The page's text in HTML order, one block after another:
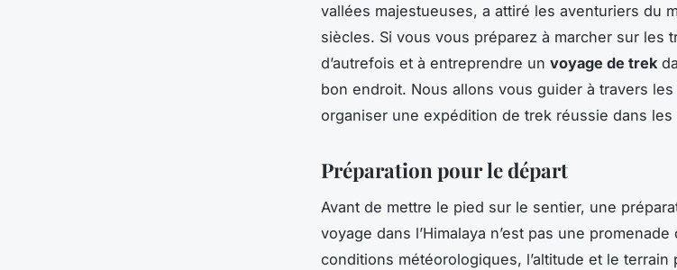
vallées majestueuses, a attiré les aventuriers du
siècles. Si vous vous préparez à marcher sur les
d’autrefois et à entreprendre un voyage de trek
bon endroit. Nous allons vous guider à travers
organiser une expédition de trek réussie dans les
Préparation pour le départ
Avant de mettre le pied sur le sentier, une
voyage dans l’Himalaya n’est pas une
conditions météorologiques, l’altitude et le